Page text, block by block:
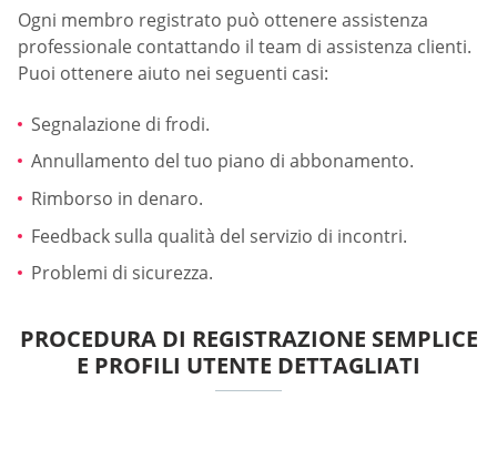
Ogni membro registrato può ottenere assistenza
professionale contattando il team di assistenza clienti.
Puoi ottenere aiuto nei seguenti casi:
Segnalazione di frodi.
Annullamento del tuo piano di abbonamento.
Rimborso in denaro.
Feedback sulla qualità del servizio di incontri.
Problemi di sicurezza.
PROCEDURA DI REGISTRAZIONE SEMPLICE
E PROFILI UTENTE DETTAGLIATI